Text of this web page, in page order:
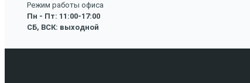
Режим работы офиса
Пн - Пт: 11:00-17:00
СБ, ВСК: выходной